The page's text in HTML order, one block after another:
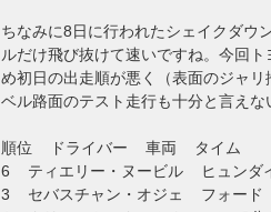
ちなみに8日に行われたシェイクダウ
ルだけ飛び抜けて速いですね。今回
め初日の出走順が悪く（表面のジャ
ベル路面のテスト走行も十分と言えな
順位 ドライバー 車両 タイム
6 ティエリー・ヌービル ヒュンダ
3 セバスチャン・オジェ フォー